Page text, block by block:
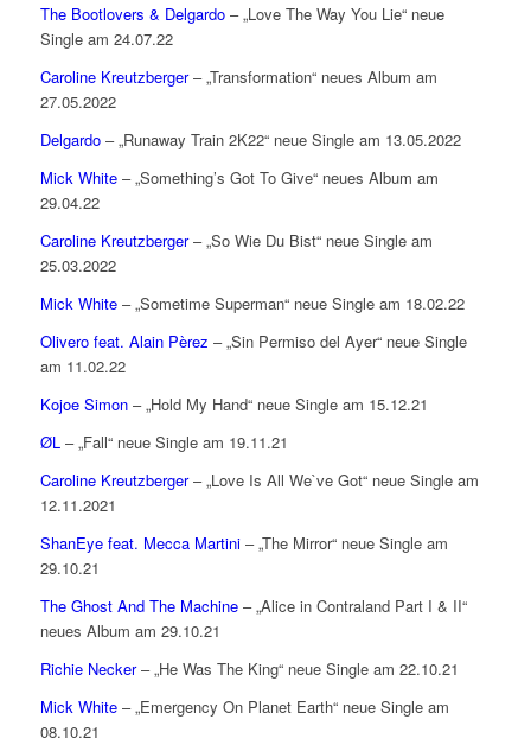
The Bootlovers & Delgardo– „Love The Way You Lie“ neue
Single am 24.07.22
Caroline Kreutzberger– „Transformation“ neues Album am
27.05.2022
Delgardo– „Runaway Train 2K22“ neue Single am 13.05.2022
Mick White– „Something’s Got To Give“ neues Album am
29.04.22
Caroline Kreutzberger– „So Wie Du Bist“ neue Single am
25.03.2022
Mick White– „Sometime Superman“ neue Single am 18.02.22
Olivero feat. Alain Pèrez – „Sin Permiso del Ayer“ neue Single
am 11.02.22
Kojoe Simon– „Hold My Hand“ neue Single am 15.12.21
ØL– „Fall“ neue Single am 19.11.21
Caroline Kreutzberger– „Love Is All We`ve Got“ neue Single am
12.11.2021
ShanEye feat. Mecca Martini– „The Mirror“ neue Single am
29.10.21
The Ghost And The Machine– „Alice in Contraland Part I & II“
neues Album am 29.10.21
Richie Necker– „He Was The King“ neue Single am 22.10.21
Mick White– „Emergency On Planet Earth“ neue Single am
08.10.21